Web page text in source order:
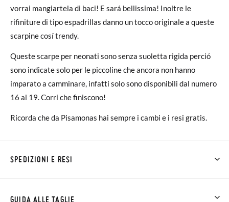
vorrai mangiartela di baci! E sará bellissima! Inoltre le
rifiniture di tipo espadrillas danno un tocco originale a queste
scarpine cosí trendy.
Queste scarpe per neonati sono senza suoletta rigida perció
sono indicate solo per le piccoline che ancora non hanno
imparato a camminare, infatti solo sono disponibili dal numero
16 al 19. Corri che finiscono!
Ricorda che da Pisamonas hai sempre i cambi e i resi gratis.
SPEDIZIONI E RESI
ordini inferiori a 30 €, la spedizione standard costa 3,95 € e
GUIDA ALLE TAGLIE